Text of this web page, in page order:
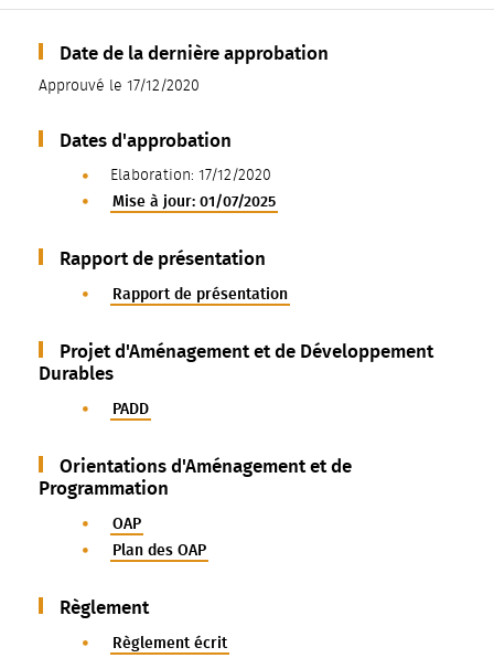
Date de la dernière approbation
Approuvé le 17/12/2020
Dates d'approbation
Elaboration: 17/12/2020
Mise à jour: 01/07/2025
Rapport de présentation
Rapport de présentation
Projet d'Aménagement et de Développement
Durables
PADD
Orientations d'Aménagement et de
Programmation
OAP
Plan des OAP
Règlement
Règlement écrit